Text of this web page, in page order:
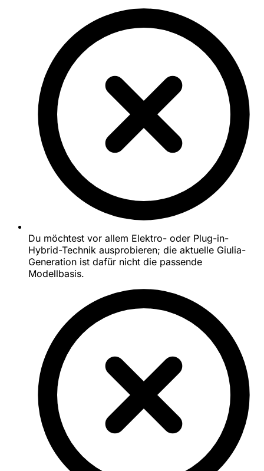
Du möchtest vor allem Elektro- oder Plug-in-
Hybrid-Technik ausprobieren; die aktuelle Giulia-
Generation ist dafür nicht die passende
Modellbasis.